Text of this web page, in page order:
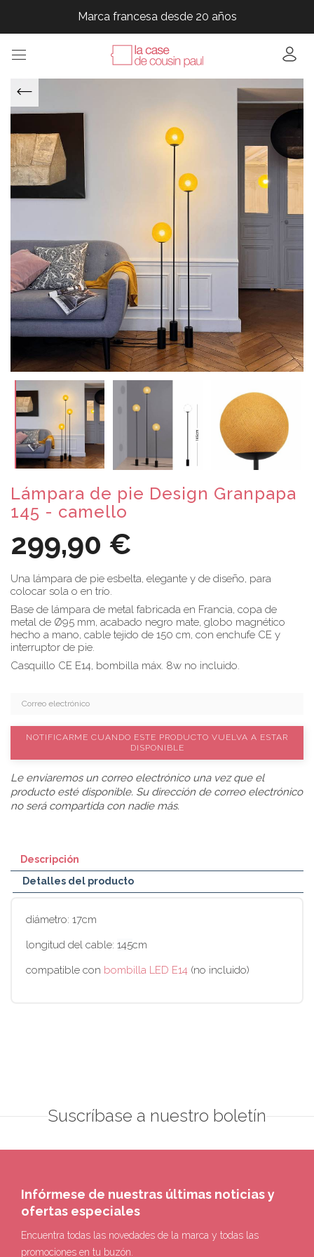
Marca francesa desde 20 años
Marca francesa desde 20 años
Marca francesa desde 20 años
Lámpara de pie Design Granpapa
145 - camello
299,90 €
Una lámpara de pie esbelta, elegante y de diseño, para
colocar sola o en trío.
Base de lámpara de metal fabricada en Francia, copa de
metal de Ø95 mm, acabado negro mate, globo magnético
hecho a mano, cable tejido de 150 cm, con enchufe CE y
interruptor de pie.
Casquillo CE E14, bombilla máx. 8w no incluido.
NOTIFICARME CUANDO ESTE PRODUCTO VUELVA A ESTAR
DISPONIBLE
Le enviaremos un correo electrónico una vez que el
producto esté disponible. Su dirección de correo electrónico
no será compartida con nadie más.
Descripción
Detalles del producto
diámetro: 17cm
longitud del cable: 145cm
compatible con bombilla LED E14 (no incluido)
Suscríbase a nuestro boletín
Infórmese de nuestras últimas noticias y
ofertas especiales
Encuentra todas las novedades de la marca y todas las
promociones en tu buzón.